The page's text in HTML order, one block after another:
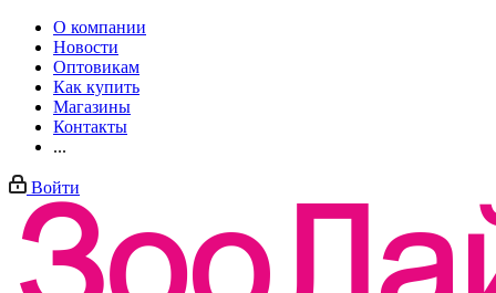
О компании
Новости
Оптовикам
Как купить
Магазины
Контакты
...
Войти